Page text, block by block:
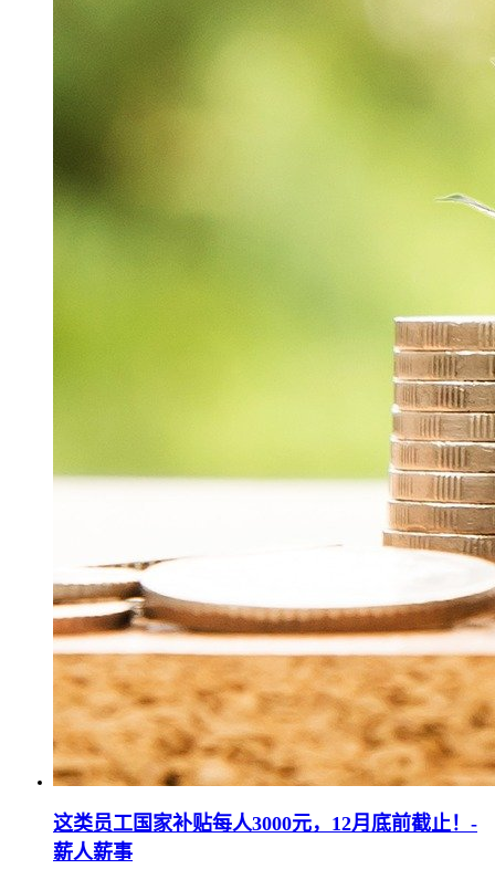
这类员工国家补贴每人3000元，12月底前截止！-
薪人薪事